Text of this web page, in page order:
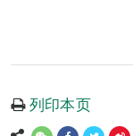
列印本页